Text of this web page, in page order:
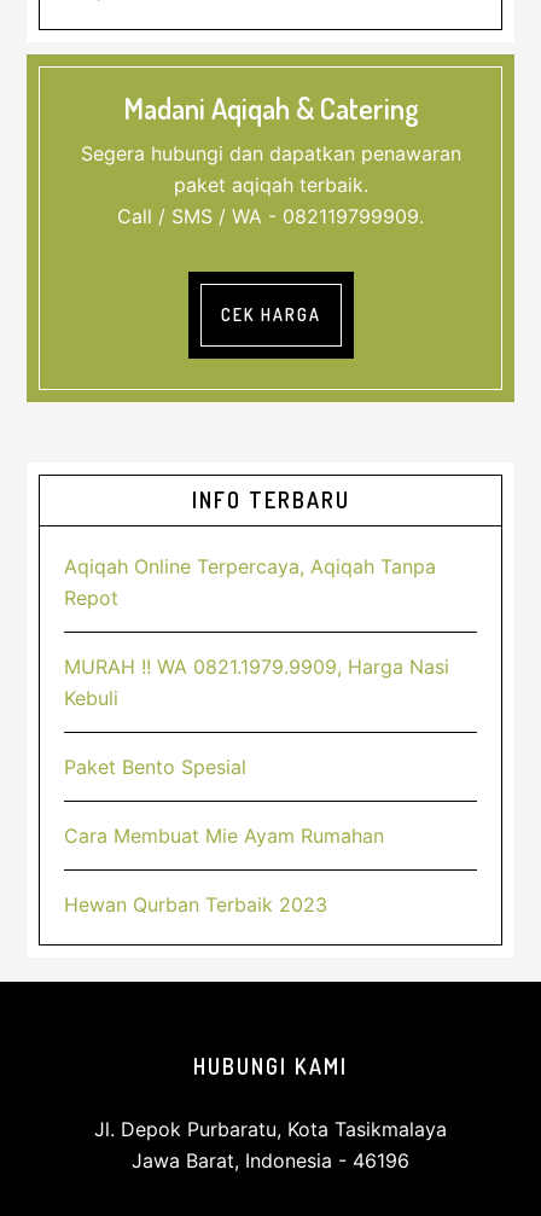
Madani Aqiqah & Catering
Segera hubungi dan dapatkan penawaran
paket aqiqah terbaik.
Call / SMS / WA - 082119799909.
CEK HARGA
Sidebar
Utama
INFO TERBARU
Aqiqah Online Terpercaya, Aqiqah Tanpa
Repot
MURAH !! WA 0821.1979.9909, Harga Nasi
Kebuli
Paket Bento Spesial
Cara Membuat Mie Ayam Rumahan
Hewan Qurban Terbaik 2023
HUBUNGI KAMI
Jl. Depok Purbaratu, Kota Tasikmalaya
Jawa Barat, Indonesia - 46196